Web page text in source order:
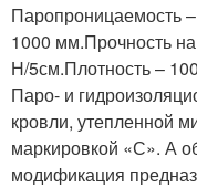
Паропроницаемость –
1000 мм.Прочность
Н/5см.Плотность –
Паро- и
кровли, утепленной
маркировкой «С». А
модификация